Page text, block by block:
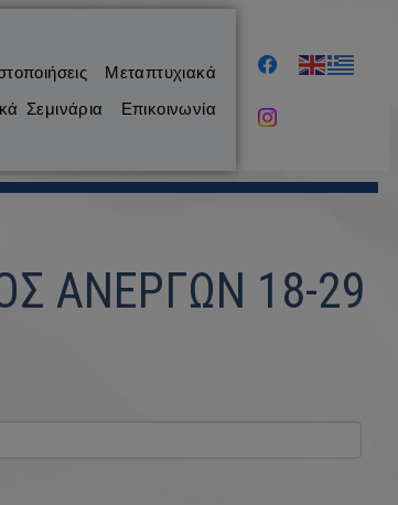
Μεταπτυχιακά
Σεμινάρια
Επικοινωνία
ΑΝΕΡΓΩΝ 18-29